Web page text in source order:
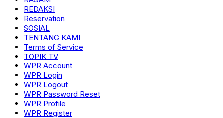
REDAKSI
Reservation
SOSIAL
TENTANG KAMI
Terms of Service
TOPIK TV
WPR Account
WPR Login
WPR Logout
WPR Password Reset
WPR Profile
WPR Register